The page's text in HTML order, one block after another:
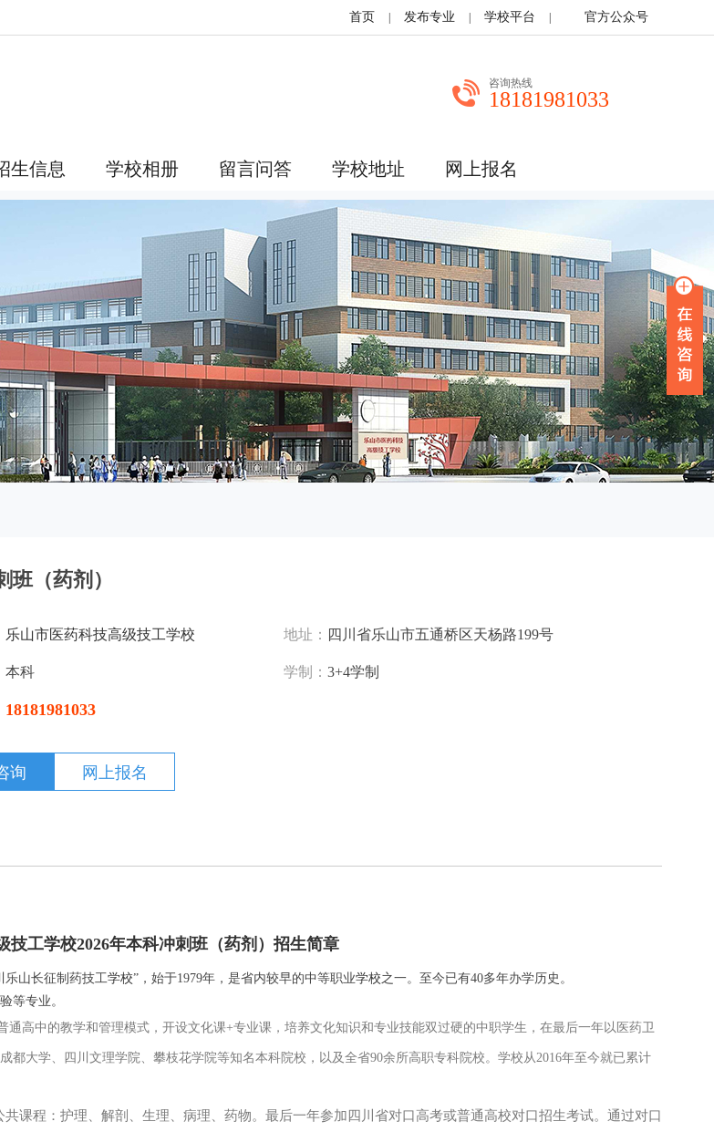
首页 发布专业 学校平台 官方公众号
咨询热线
18181981033
生信息 学校相册 留言问答 学校地址 网上报名
班（药剂）
乐山市医药科技高级技工学校 地址： 四川省乐山市五通桥区天杨路199号
本科 学制： 3+4学制
18181981033
网上报名
询
技工学校2026年本科冲刺班（药剂）招生简章
乐山长征制药技工学校”，始于1979年，是省内较早的中等职业学校之一。至今已有40多年办学历史。
等专业。
高中的教学和管理模式，开设文化课+专业课，培养文化知识和专业技能双过硬的中职学生，在最后一年以医药卫
大学、四川文理学院、攀枝花学院等知名本科院校，以及全省90余所高职专科院校。学校从2016年至今就已累计
课程：护理、解剖、生理、病理、药物。最后一年参加四川省对口高考或普通高校对口招生考试。通过对口